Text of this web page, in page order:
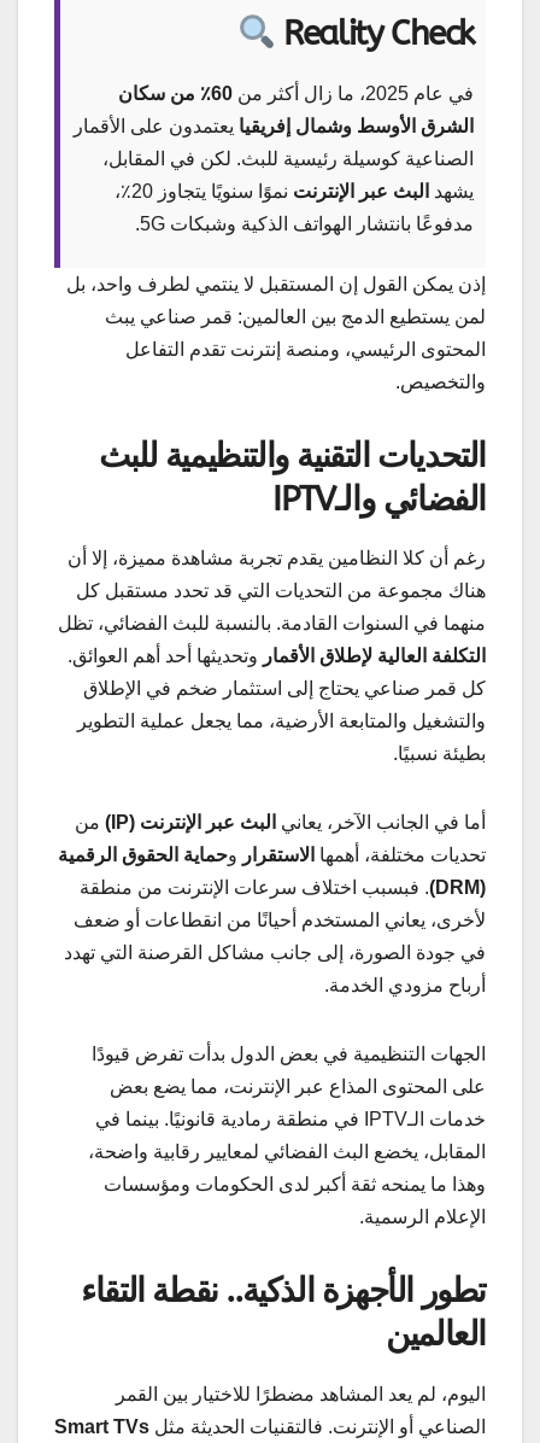
Reality Check
في عام 2025، ما زال أكثر من
60٪ من سكان
الشرق الأوسط وشمال إفريقيا يعتمدون على الأقمار
الصناعية كوسيلة رئيسية للبث. لكن في المقابل،
يشهد البث عبر الإنترنت
نموًا سنويًا يتجاوز 20٪،
مدفوعًا بانتشار الهواتف الذكية وشبكات 5G.
إذن يمكن القول إن المستقبل لا ينتمي لطرف واحد، بل
لمن يستطيع الدمج بين العالمين: قمر صناعي يبث
المحتوى الرئيسي، ومنصة إنترنت تقدم التفاعل
والتخصيص.
التحديات التقنية والتنظيمية للبث
الفضائي والـIPTV
رغم أن كلا النظامين يقدم تجربة مشاهدة مميزة، إلا أن
هناك مجموعة من التحديات التي قد تحدد مستقبل كل
منهما في السنوات القادمة. بالنسبة للبث الفضائي، تظل
التكلفة العالية لإطلاق الأقمار وتحديثها أحد أهم العوائق.
كل قمر صناعي يحتاج إلى استثمار ضخم في الإطلاق
والتشغيل والمتابعة الأرضية، مما يجعل عملية التطوير
بطيئة نسبيًا.
أما في الجانب الآخر، يعاني البث عبر الإنترنت (IP)
من
تحديات مختلفة، أهمها الاستقرار وحماية الحقوق الرقمية
(DRM)
. فبسبب اختلاف سرعات الإنترنت من منطقة
لأخرى، يعاني المستخدم أحيانًا من انقطاعات أو ضعف
في جودة الصورة، إلى جانب مشاكل القرصنة التي تهدد
أرباح مزودي الخدمة.
الجهات التنظيمية في بعض الدول بدأت تفرض قيودًا
على المحتوى المذاع عبر الإنترنت، مما يضع بعض
خدمات الـIPTV في منطقة رمادية قانونيًا. بينما في
المقابل، يخضع البث الفضائي لمعايير رقابية واضحة،
وهذا ما يمنحه ثقة أكبر لدى الحكومات ومؤسسات
الإعلام الرسمية.
تطور الأجهزة الذكية.. نقطة التقاء
العالمين
اليوم، لم يعد المشاهد مضطرًا للاختيار بين القمر
الصناعي أو الإنترنت. فالتقنيات الحديثة مثل Smart TVs